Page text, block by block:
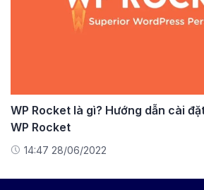
WP Rocket là gì? Hướng dẫn cài
WP Rocket
14:47 28/06/2022